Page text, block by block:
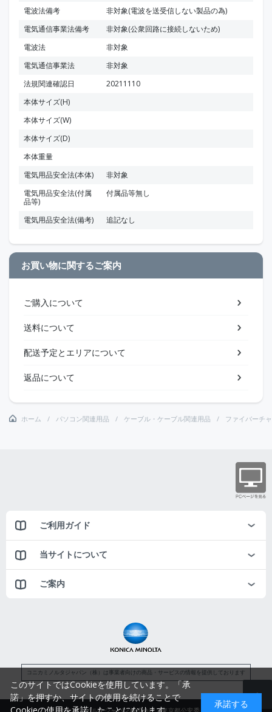
電波法備考
非対象(電波を送受信しない製品の為)
電気通信事業法備考
非対象(公衆回路に接続しないため)
電波法
非対象
電気通信事業法
非対象
法規関連確認日
20211110
本体サイズ(H)
本体サイズ(W)
本体サイズ(D)
本体重量
電気用品安全法(本体)
非対象
電気用品安全法(付属
品等)
付属品等無し
電気用品安全法(備考) 追記なし
お買い物に関するご案内
ご購入について
送料について
配送予定とエリアについて
返品について
ホーム パソコン関連用品 ケーブル・ケーブル関連用品 ファイバーチ
ご利用ガイド
当サイトについて
ご案内
コニカミノルタジャパン（株）は事業者向けの商品・サービスの情報を提供しております
コニカミノルタジャパン株式会社／東京都公安委員会
このサイトではCookieを使用しています。「承
諾」を押すか、サイトの使用を続けることで
承諾する